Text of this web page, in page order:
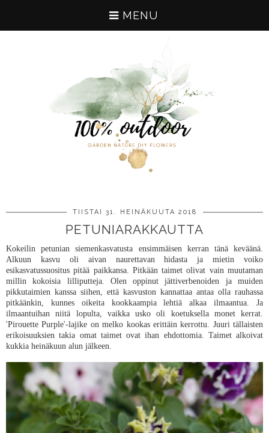
MENU
TIISTAI 31. HEINÄKUUTA 2018
PETUNIARAKKAUTTA
Kokeilin petunian siemenkasvatusta ensimmäisen kerran tänä keväänä.
Alkuun kasvu oli aivan naurettavan hidasta ja mietin voiko
esikasvatussuositus pitää paikkansa. Pitkään taimet olivat vain muutaman
millin kokoisia lilliputteja. Olen oppinut jättiverbenoiden ja muiden
pikkutaimien kanssa siihen, että kasvuston kannattaa antaa olla rauhassa
pitkäänkin, kunnes oikeita kookkaampia lehtiä alkaa ilmaantua. Ja
ilmaantuihan niitä lopulta, vaikka usko oli koetuksella monet kerrat.
'Pirouette Purple'-lajike on melko kookas erittäin kerrottu. Juuri tällaisten
erikoisuuksien takia omat taimet ovat ihan ehdottomia. Taimet alkoivat
kukkia heinäkuun alun jälkeen.